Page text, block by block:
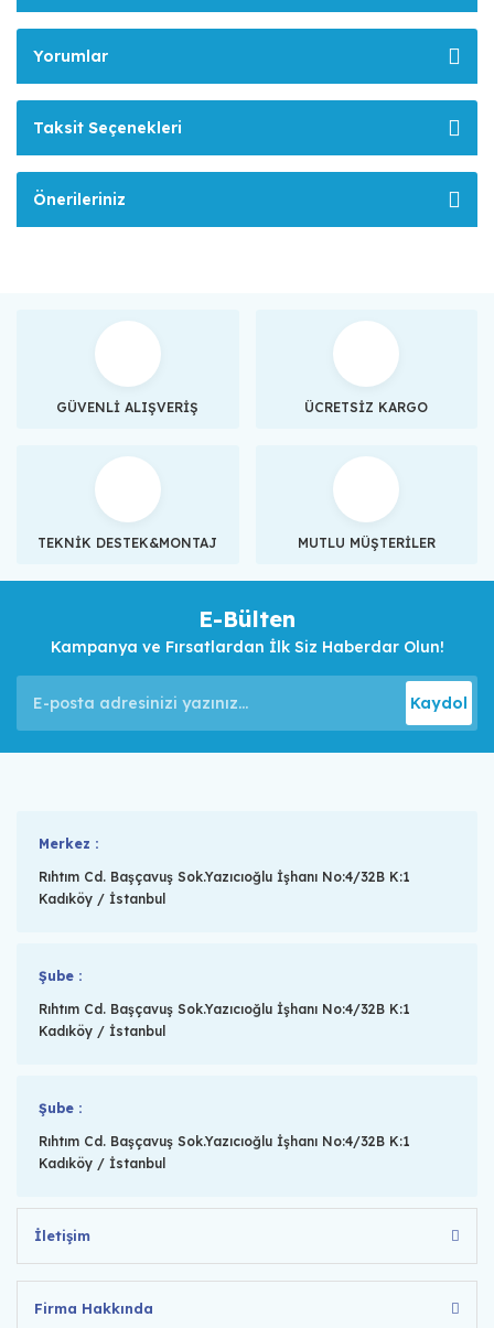
Yorumlar
Taksit Seçenekleri
Önerileriniz
GÜVENLİ ALIŞVERİŞ ÜCRETSİZ KARGO
TEKNİK DESTEK&MONTAJ MUTLU MÜŞTERİLER
E-Bülten
Kampanya ve Fırsatlardan İlk Siz Haberdar Olun!
Kaydol
Merkez :
Rıhtım Cd. Başçavuş Sok.Yazıcıoğlu İşhanı No:4/32B K:1
Kadıköy / İstanbul
Şube :
Rıhtım Cd. Başçavuş Sok.Yazıcıoğlu İşhanı No:4/32B K:1
Kadıköy / İstanbul
Şube :
Rıhtım Cd. Başçavuş Sok.Yazıcıoğlu İşhanı No:4/32B K:1
Kadıköy / İstanbul
İletişim
Firma Hakkında